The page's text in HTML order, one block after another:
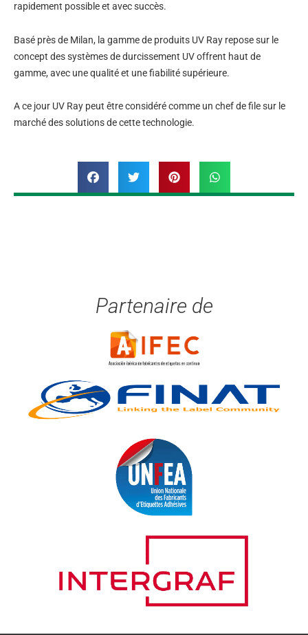
rapidement possible et avec succès.
Basé près de Milan, la gamme de produits UV Ray repose sur le
concept des systèmes de durcissement UV offrent haut de
gamme, avec une qualité et une fiabilité supérieure.
A ce jour UV Ray peut être considéré comme un chef de file sur le
marché des solutions de cette technologie.
Partenaire de